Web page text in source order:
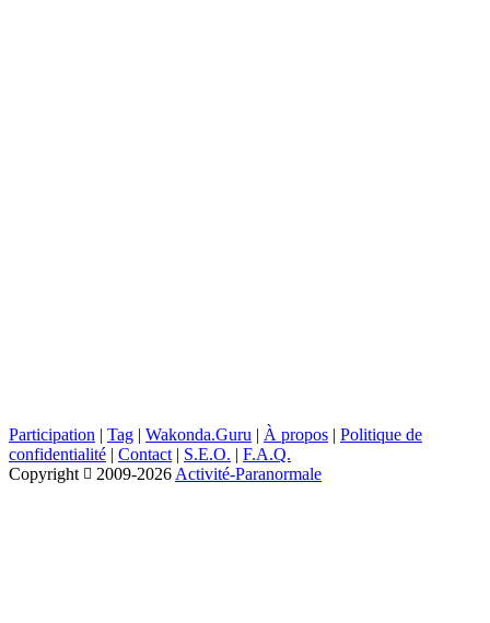
Participation | Tag | Wakonda.Guru | À propos | Politique de
confidentialité | Contact | S.E.O. | F.A.Q.
Copyright
2009-2026 Activité-Paranormale